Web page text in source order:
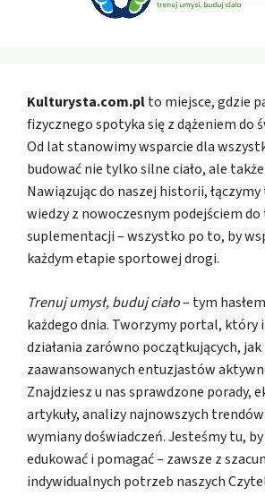
Kulturysta.com.plto miejsce, gdzie
fizycznego spotyka się z dążeniem do
Od lat stanowimy wsparcie dla
budować nie tylko silne ciało, ale
Nawiązując do naszej historii,
wiedzy z nowoczesnym podejściem
suplementacji – wszystko po to, by
każdym etapie sportowej drogi.
Trenuj umysł, buduj ciało– tym
każdego dnia. Tworzymy portal, który
działania zarówno początkujących, jak
zaawansowanych entuzjastów
Znajdziesz u nas sprawdzone porady,
artykuły, analizy najnowszych
wymiany doświadczeń. Jesteśmy tu,
edukować i pomagać – zawsze z
indywidualnych potrzeb naszych